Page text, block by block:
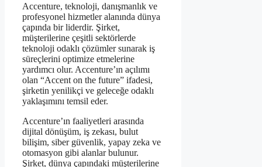
Accenture, teknoloji, danışmanlık ve
profesyonel hizmetler alanında dünya
çapında bir liderdir. Şirket,
müşterilerine çeşitli sektörlerde
teknoloji odaklı çözümler sunarak iş
süreçlerini optimize etmelerine
yardımcı olur. Accenture’ın açılımı
olan “Accent on the future” ifadesi,
şirketin yenilikçi ve geleceğe odaklı
yaklaşımını temsil eder.
Accenture’ın faaliyetleri arasında
dijital dönüşüm, iş zekası, bulut
bilişim, siber güvenlik, yapay zeka ve
otomasyon gibi alanlar bulunur.
Şirket, dünya çapındaki müşterilerine